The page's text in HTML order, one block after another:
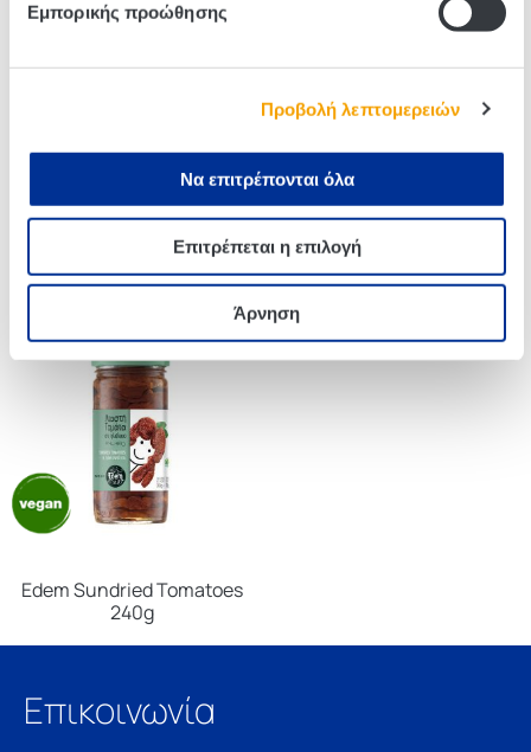
Εμπορικής προώθησης
Προβολή λεπτομερειών
Να επιτρέπονται όλα
Επιτρέπεται η επιλογή
Άρνηση
Kuhne Jalapeno 370ml
Kuhne Red Cabbage With
Edem Sundried Tomatoes
240g
Επικοινωνία